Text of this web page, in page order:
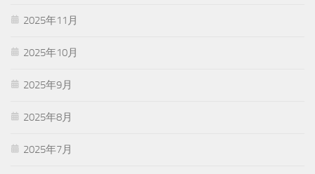
2025年11月
2025年10月
2025年9月
2025年8月
2025年7月